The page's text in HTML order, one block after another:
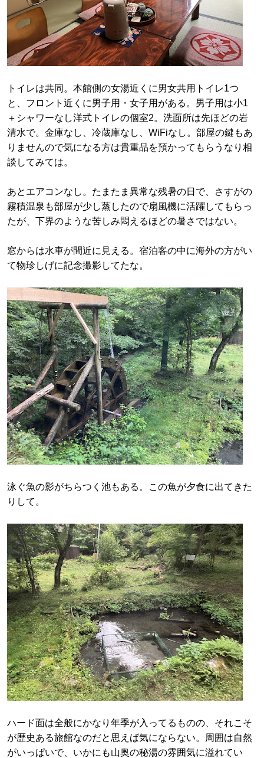
トイレは共同。本館側の女湯近くに男女共用トイレ1つ
と、フロント近くに男子用・女子用がある。男子用は小1
＋シャワーなし洋式トイレの個室2。洗面所は先ほどの岩
清水で。金庫なし、冷蔵庫なし、WiFiなし。部屋の鍵もあ
りませんので気になる方は貴重品を預かってもらうなり相
談してみては。
あとエアコンなし。たまたま異常な残暑の日で、さすがの
霧積温泉も部屋が少し蒸したので扇風機に活躍してもらっ
たが、下界のような苦しみ悶えるほどの暑さではない。
窓からは水車が間近に見える。宿泊客の中に海外の方がい
て物珍しげに記念撮影してたな。
泳ぐ魚の影がちらつく池もある。この魚が夕食に出てきた
りして。
ハード面は全般にかなり年季が入ってるものの、それこそ
が歴史ある旅館なのだと思えば気にならない。周囲は自然
がいっぱいで、いかにも山奥の秘湯の雰囲気に溢れてい